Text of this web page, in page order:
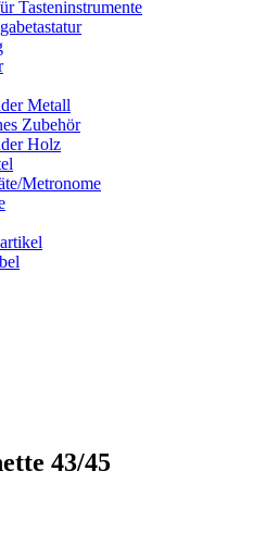
Tasteninstrumente
Metall
Zubehör
Holz
Metronome
43/45